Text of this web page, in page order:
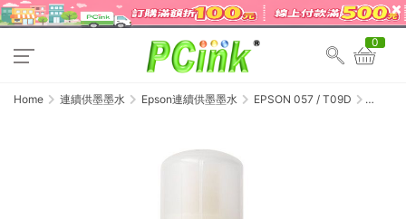
0
Home 連續供墨墨水 Epson連續供墨墨水
EPSON 057 / T09D